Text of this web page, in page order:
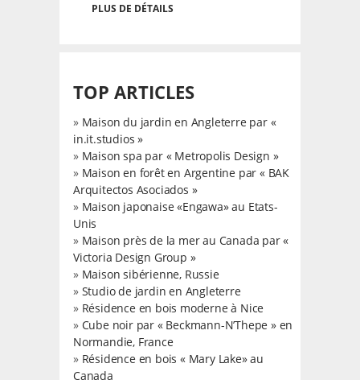
PLUS DE DÉTAILS
TOP ARTICLES
» Maison du jardin en Angleterre par «
in.it.studios »
» Maison spa par « Metropolis Design »
» Maison en forêt en Argentine par « BAK
Arquitectos Asociados »
» Maison japonaise «Engawa» au Etats-
Unis
» Maison près de la mer au Canada par «
Victoria Design Group »
» Maison sibérienne, Russie
» Studio de jardin en Angleterre
» Résidence en bois moderne à Nice
» Cube noir par « Beckmann-N’Thepe » en
Normandie, France
» Résidence en bois « Mary Lake» au
Canada